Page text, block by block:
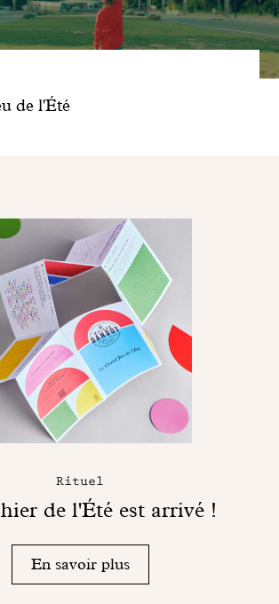
de l'Été
Rituel
de l'Été est arrivé !
En savoir plus